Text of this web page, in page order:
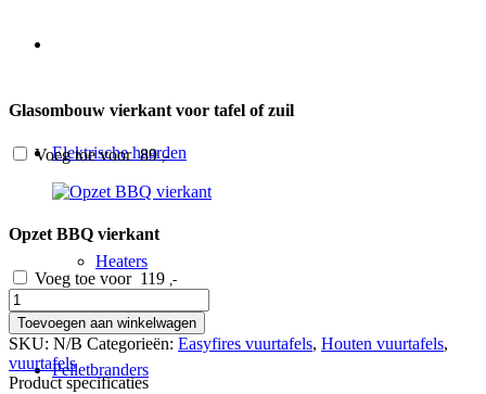
Elektrische haarden
Heaters
Pelletbranders
Glasombouw vierkant voor tafel of zuil
Voeg toe voor89 ,-
Opzet BBQ vierkant
Voeg toe voor 119 ,-
Vuurtafel
Basic
aantal
Toevoegen aan winkelwagen
SKU: N/B Categorieën: Easyfires vuurtafels, Houten vuurtafels,
vuurtafels
Product specificaties